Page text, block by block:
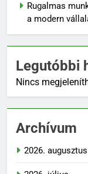
Rugalmas
a modern
Legutóbbi
Nincs
Archívum
2026. augusztus